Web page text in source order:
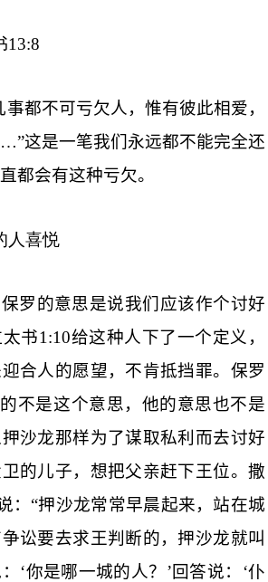
13:8
事都不可亏欠人，惟有彼此相爱，
这是一笔我们永远都不能完全还
都会有这种亏欠。
人喜悦
罗的意思是说我们应该作个讨好
书1:10给这种人下了一个定义，
合人的愿望，不肯抵挡罪。保罗
不是这个意思，他的意思也不是
沙龙那样为了谋取私利而去讨好
的儿子，想把父亲赶下王位。撒
：“押沙龙常常早晨起来，站在城
讼要去求王判断的，押沙龙就叫
‘你是哪一城的人？’回答说：‘仆